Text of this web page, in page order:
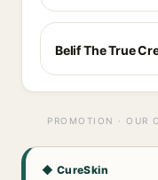
Belif The True
PROMOTION · OUR
◆ CureSkin